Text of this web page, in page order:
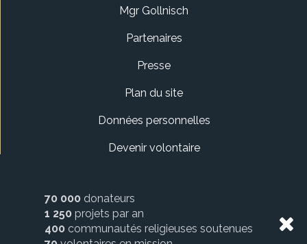
Mgr Gollnisch
Partenaires
Presse
Plan du site
Données personnelles
Devenir volontaire
70 000 donateurs
1 250 projets par an
400 communautés religieuses soutenues